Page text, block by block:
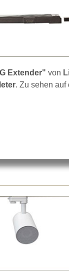
Extender" von
. Zu sehen auf
about Lindy Fibre